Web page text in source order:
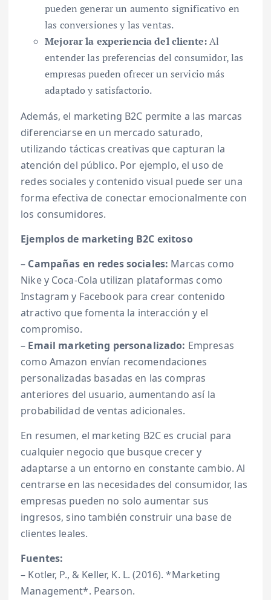
pueden generar un aumento significativo en
las conversiones y las ventas.
Mejorar la experiencia del cliente:Al
entender las preferencias del consumidor, las
empresas pueden ofrecer un servicio más
adaptado y satisfactorio.
Además, el marketing B2C permite a las marcas
diferenciarse en un mercado saturado,
utilizando tácticas creativas que capturan la
atención del público. Por ejemplo, el uso de
redes sociales y contenido visual puede ser una
forma efectiva de conectar emocionalmente con
los consumidores.
Ejemplos de marketing B2C exitoso
– Campañas en redes sociales: Marcas como
Nike y Coca-Cola utilizan plataformas como
Instagram y Facebook para crear contenido
atractivo que fomenta la interacción y el
compromiso.
– Email marketing personalizado: Empresas
como Amazon envían recomendaciones
personalizadas basadas en las compras
anteriores del usuario, aumentando así la
probabilidad de ventas adicionales.
En resumen, el marketing B2C es crucial para
cualquier negocio que busque crecer y
adaptarse a un entorno en constante cambio. Al
centrarse en las necesidades del consumidor, las
empresas pueden no solo aumentar sus
ingresos, sino también construir una base de
clientes leales.
Fuentes:
– Kotler, P., & Keller, K. L. (2016). *Marketing
Management*. Pearson.